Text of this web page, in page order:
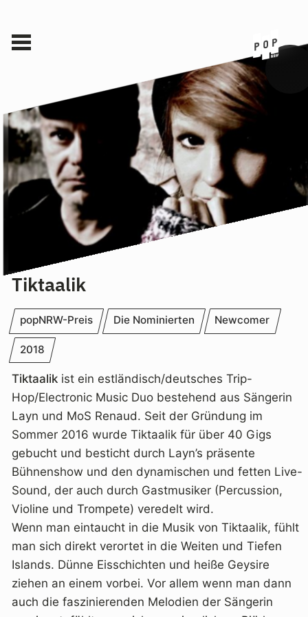
Tiktaalik
popNRW-Preis Die Nominierten Newcomer
2018
Tiktaalik ist ein estländisch/deutsches Trip-
Hop/Electronic Music Duo bestehend aus Sängerin
Layn und MoS Renaud. Seit der Gründung im
Sommer 2016 wurde Tiktaalik für über 40 Gigs
gebucht und besticht durch Layn’s präsente
Bühnenshow und den dynamischen und fetten Live-
Sound, der auch durch Gastmusiker (Percussion,
Violine und Trompete) veredelt wird.
Wenn man eintaucht in die Musik von Tiktaalik, fühlt
man sich direkt verortet in die Weiten und Tiefen
Islands. Dünne Eisschichten und heiße Geysire
ziehen an einem vorbei. Vor allem wenn man dann
auch die faszinierenden Melodien der Sängerin